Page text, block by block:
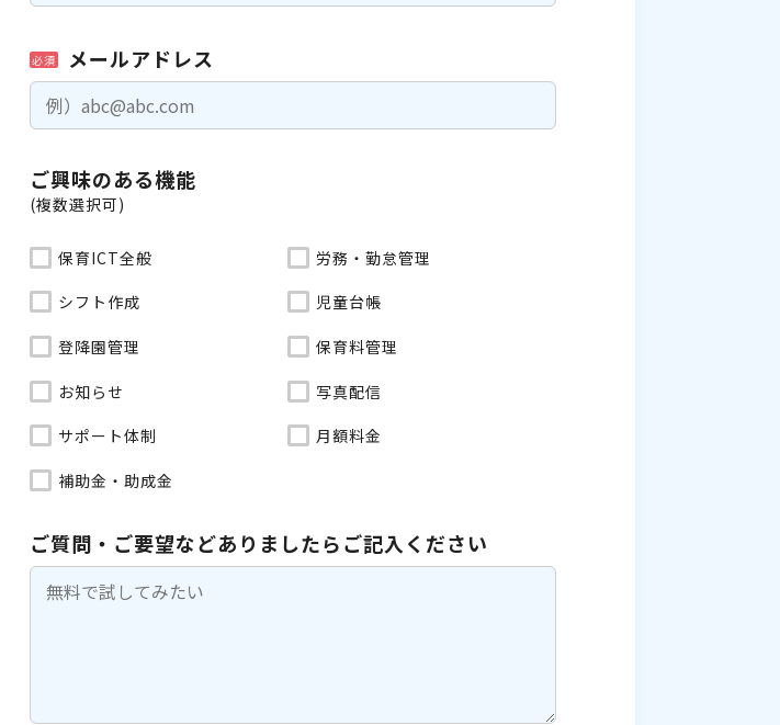
必須 メールアドレス
ご興味のある機能
(複数選択可)
保育ICT全般 労務・勤怠管理
シフト作成 児童台帳
登降園管理 保育料管理
お知らせ 写真配信
サポート体制 月額料金
補助金・助成金
ご質問・ご要望などありましたらご記入ください